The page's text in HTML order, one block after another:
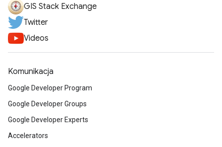
GIS Stack Exchange
Twitter
Videos
Komunikacja
Google Developer Program
Google Developer Groups
Google Developer Experts
Accelerators